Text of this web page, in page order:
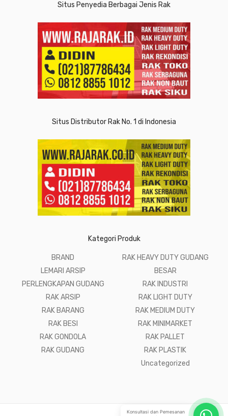
Situs Penyedia Berbagai Jenis Rak
Situs Distributor Rak No. 1 di Indonesia
Kategori Produk
BRAND
LEMARI ARSIP
PERLENGKAPAN GUDANG
RAK ARSIP
RAK BARANG
RAK BESI
RAK GONDOLA
RAK GUDANG
RAK HEAVY DUTY GUDANG
BESAR
RAK INDUSTRI
RAK LIGHT DUTY
RAK MEDIUM DUTY
RAK MINIMARKET
RAK PALLET
RAK PLASTIK
Uncategorized
Konsultasi dan Pemesanan